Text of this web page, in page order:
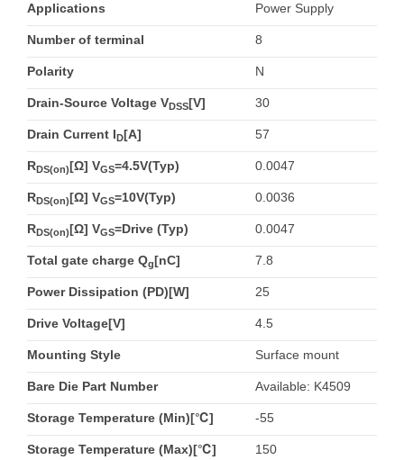
Applications Power Supply
Number of terminal 8
Polarity N
Drain-Source Voltage VDSS[V] 30
Drain Current ID[A] 57
RDS(on)[Ω] VGS=4.5V(Typ) 0.0047
RDS(on)[Ω] VGS=10V(Typ) 0.0036
RDS(on)[Ω] VGS=Drive (Typ) 0.0047
Total gate charge Qg[nC] 7.8
Power Dissipation (PD)[W] 25
Drive Voltage[V] 4.5
Mounting Style Surface mount
Bare Die Part Number Available: K4509
Storage Temperature (Min)[℃] -55
Storage Temperature (Max)[℃] 150